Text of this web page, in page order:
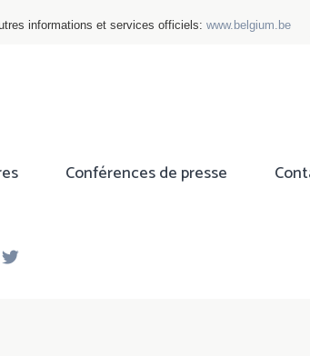
informations et services officiels: www.belgium.be
Conférences de presse